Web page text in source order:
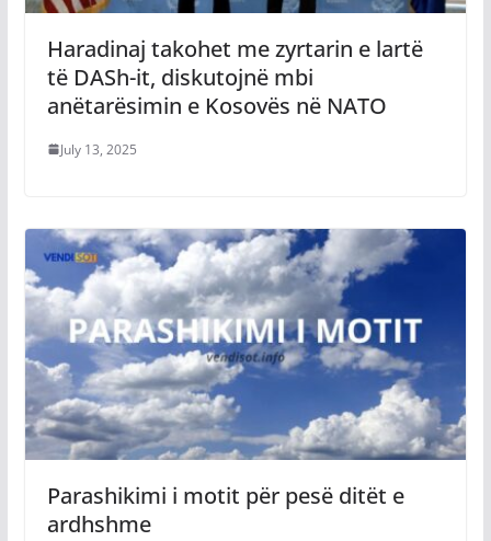
Haradinaj takohet me zyrtarin e lartë
të DASh-it, diskutojnë mbi
anëtarësimin e Kosovës në NATO
July 13, 2025
Parashikimi i motit për pesë ditët e
ardhshme